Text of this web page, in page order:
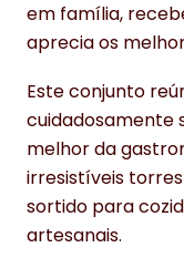
em família,
aprecia os
Este conjunto
cuidadosamente
melhor da
irresistíveis
sortido para
artesanais.